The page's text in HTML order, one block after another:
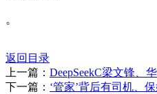
。
返回目录
上一篇： DeepSeekC梁文锋、
下一篇： ‘管家’背后有司机、